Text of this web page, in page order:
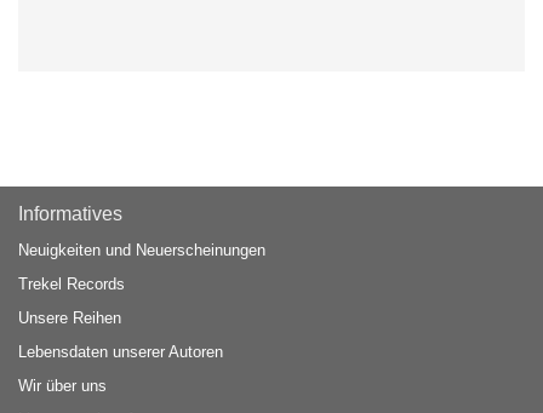
Informatives
Neuigkeiten und Neuerscheinungen
Trekel Records
Unsere Reihen
Lebensdaten unserer Autoren
Wir über uns